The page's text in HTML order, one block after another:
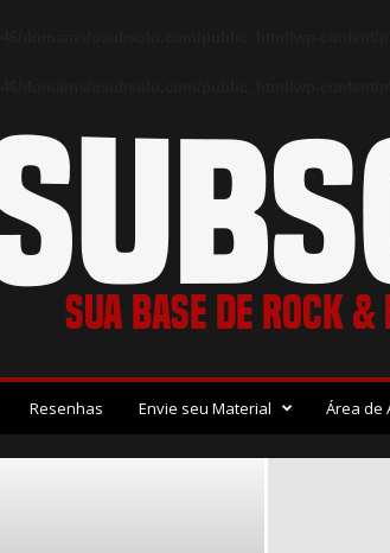
Resenhas Envie seu Material Área de